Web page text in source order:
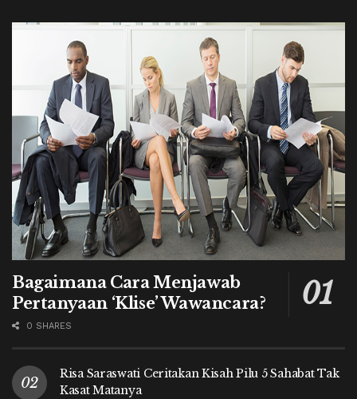
Bagaimana Cara Menjawab
Pertanyaan ‘Klise’ Wawancara?
0 SHARES
Risa Saraswati Ceritakan Kisah Pilu 5 Sahabat Tak
Kasat Matanya